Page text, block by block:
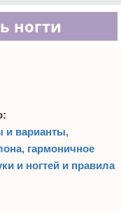
ногти
и варианты,
гармоничное
и ногтей и правила